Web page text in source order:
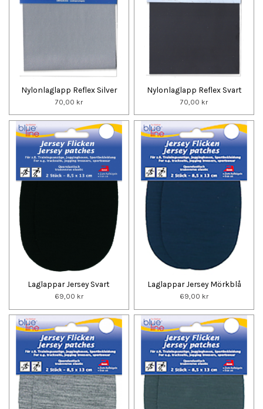
Nylonlaglapp Reflex Silver
70,00 kr
Nylonlaglapp Reflex Svart
70,00 kr
Laglappar Jersey Svart
69,00 kr
Laglappar Jersey Mörkblå
69,00 kr